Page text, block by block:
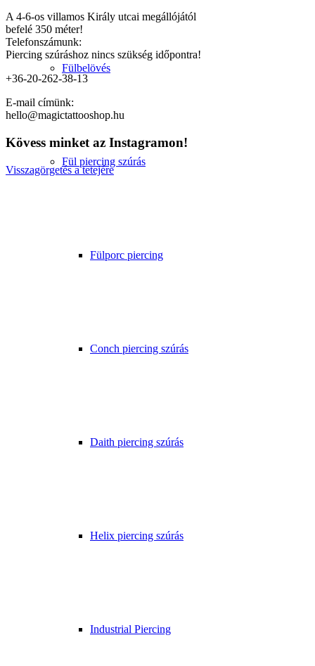
Fülbelövés
Fül piercing szúrás
Fülporc piercing
Conch piercing szúrás
Daith piercing szúrás
Helix piercing szúrás
Industrial Piercing
A 4-6-os villamos Király utcai megállójától
befelé 350 méter!
Telefonszámunk:
Piercing szúráshoz nincs szükség időpontra!
+36-20-262-38-13
E-mail címünk:
hello@magictattooshop.hu
Kövess minket az Instagramon!
Visszagörgetés a tetejére